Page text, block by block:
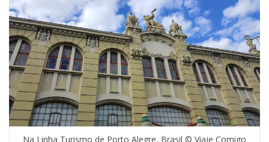
Na Linha Turismo de Porto Alegre, Brasil © Viaje Comigo